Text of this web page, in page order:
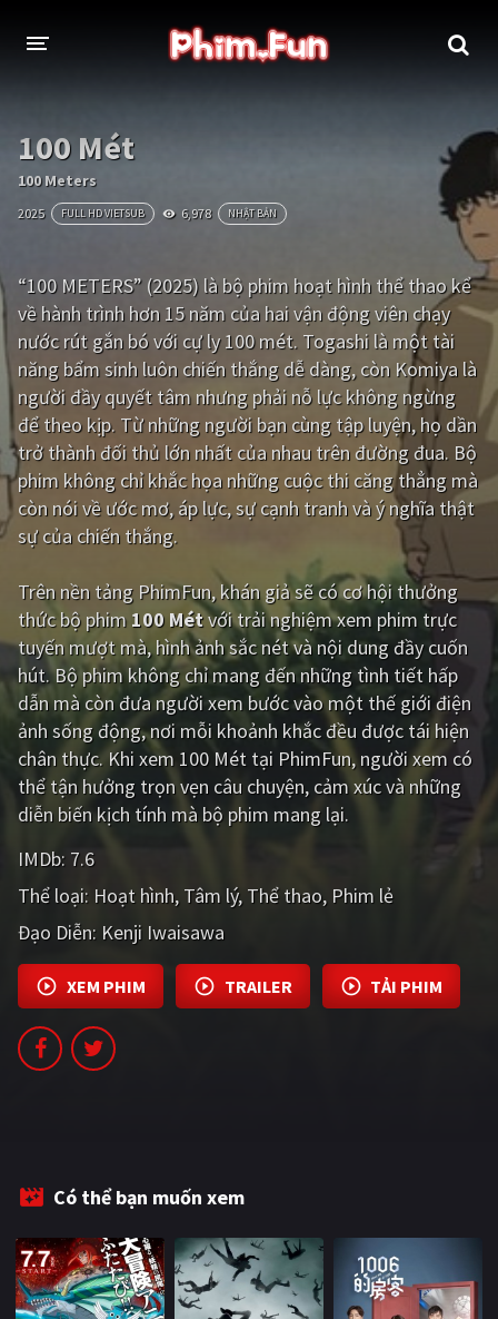
Thần thoại - Cổ trang
Tâm lý Chiến tranh
Kinh dị Tội phạm - Hình sự
Phiêu lưu Hài hước
Viễn tưởng Khoa học - Tài liệu
Hoạt hình Thể thao
Tình cảm - Lãng mạn Kỳ ảo
Giật gân
Bí ẩn Lịch sử
Viễn Tây Tiểu sử
GameShow DramaTV
QUỐC GIA
Âu - Mỹ Trung Quốc - Hồng Kông
Hàn Quốc Nhật Bản
Ấn Độ
Tổng hợp
CẬP NHẬT
PHIM MỚI
PHIM BỘ
TUYỂN TẬP PHIM
BLOG
100 Mét
100 Meters
2025 FULL HD VIETSUB 6,978 NHẬT BẢN
“100 METERS” (2025) là bộ phim hoạt hình thể thao kể
về hành trình hơn 15 năm của hai vận động viên chạy
nước rút gắn bó với cự ly 100 mét. Togashi là một tài
năng bẩm sinh luôn chiến thắng dễ dàng, còn Komiya là
người đầy quyết tâm nhưng phải nỗ lực không ngừng
để theo kịp. Từ những người bạn cùng tập luyện, họ dần
trở thành đối thủ lớn nhất của nhau trên đường đua. Bộ
phim không chỉ khắc họa những cuộc thi căng thẳng mà
còn nói về ước mơ, áp lực, sự cạnh tranh và ý nghĩa thật
sự của chiến thắng.
Trên nền tảng PhimFun, khán giả sẽ có cơ hội thưởng
thức bộ phim 100 Métvới trải nghiệm xem phim trực
tuyến mượt mà, hình ảnh sắc nét và nội dung đầy cuốn
hút. Bộ phim không chỉ mang đến những tình tiết hấp
dẫn mà còn đưa người xem bước vào một thế giới điện
ảnh sống động, nơi mỗi khoảnh khắc đều được tái hiện
chân thực. Khi xem 100 Mét tại PhimFun, người xem có
thể tận hưởng trọn vẹn câu chuyện, cảm xúc và những
diễn biến kịch tính mà bộ phim mang lại.
IMDb: 7.6
Thể loại: Hoạt hình Tâm lý Thể thao Phim lẻ
Đạo Diễn: Kenji Iwaisawa
XEM PHIM TRAILER TẢI PHIM
Có thể bạn muốn xem